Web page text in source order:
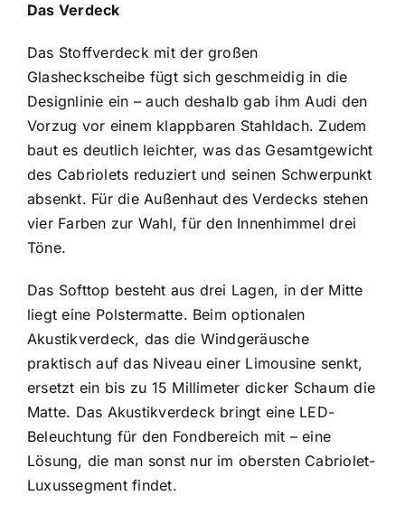
Das Verdeck
Das Stoffverdeck mit der großen
Glasheckscheibe fügt sich geschmeidig in die
Designlinie ein – auch deshalb gab ihm Audi den
Vorzug vor einem klappbaren Stahldach. Zudem
baut es deutlich leichter, was das Gesamtgewicht
des Cabriolets reduziert und seinen Schwerpunkt
absenkt. Für die Außenhaut des Verdecks stehen
vier Farben zur Wahl, für den Innenhimmel drei
Töne.
Das Softtop besteht aus drei Lagen, in der Mitte
liegt eine Polstermatte. Beim optionalen
Akustikverdeck, das die Windgeräusche
praktisch auf das Niveau einer Limousine senkt,
ersetzt ein bis zu 15 Millimeter dicker Schaum die
Matte. Das Akustikverdeck bringt eine LED-
Beleuchtung für den Fondbereich mit – eine
Lösung, die man sonst nur im obersten Cabriolet-
Luxussegment findet.